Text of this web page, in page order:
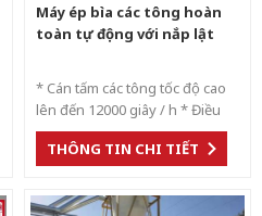
Máy ép bìa các tông hoàn
toàn tự động với nắp lật
* Cán tấm các tông tốc độ cao
lên đến 12000 giây / h * Điều
khiển hệ thống servo hoàn
toàn tự động * Các tông sóng
đến giấy 300GSM * Hệ thống
THÔNG TIN CHI TIẾT